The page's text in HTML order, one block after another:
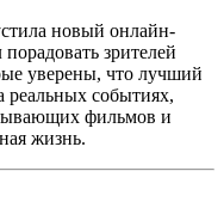
новый онлайн-
зрителей
уверены, что лучший
событиях,
фильмов и
жизнь.